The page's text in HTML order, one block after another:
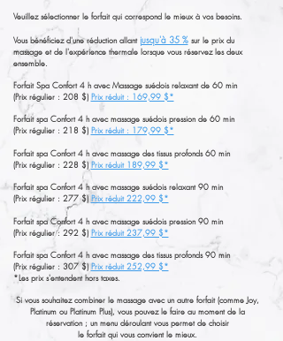
​Veuillez sélectionner le forfait qui correspond le mieux à vos besoins.​
Vous bénéficiez d'une réduction allant jusqu'à 35 % sur le prix du
massage et de l'expérience thermale lorsque vous réservez les deux
ensemble.​​
Forfait Spa Confort 4 h avec Massage suédois relaxant de 60 min
(Prix régulier : 208 $) Prix réduit : 169,99 $*​
Forfait spa Confort 4 h avec massage suédois pression de 60 min
(Prix régulier : 218 $) Prix réduit : 179,99 $*
Forfait spa Confort 4 h avec massage des tissus profonds 60 min
(Prix régulier : 228 $) Prix réduit 189,99 $*​
Forfait spa Confort 4 h avec massage suédois relaxant 90 min
(Prix régulier : 277 $) Prix réduit 222,99 $*
Forfait spa Confort 4 h avec massage suédois pression 90 min
(Prix régulier : 292 $) Prix réduit 237,99 $*
Forfait spa Confort 4 h avec massage des tissus profonds 90 min
(Prix régulier : 307 $) Prix réduit 252,99 $*
*Les prix s'entendent hors taxes.​
Si vous souhaitez combiner le massage avec un autre forfait (comme Joy,
Platinum ou Platinum Plus), vous pouvez le faire au moment de la
réservation ; un menu déroulant vous permet de choisir
le forfait qui vous convient le mieux.​